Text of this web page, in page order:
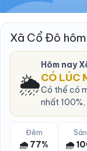
Xã Cổ Đô
🌦️
Hôm nay
CÓ LÚC
Có thể có
nhất 100%,
Đêm
🌧️ 77% 🌧️